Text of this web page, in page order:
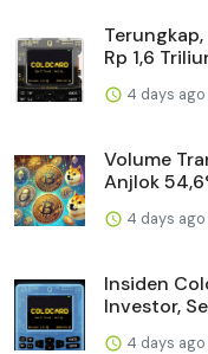
Rp 1,6
4 days ago
Volume
Anjlok
4 days ago
Insiden
Investor,
4 days ago